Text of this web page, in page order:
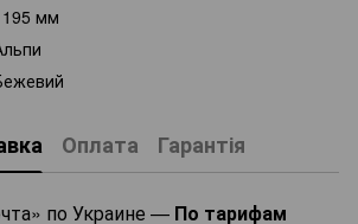
мм
Оплата Гарантія
по Украине — По тарифам